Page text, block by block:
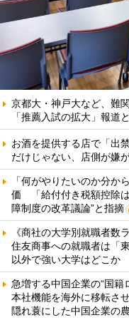
京都大・神戸大など、難
「推薦入試の拡大」報道
お酒を提供する店で「出
だけじゃない、店側が嫌
「何がやりたいのか分か
価 「給付付き税額控除
障制度の改革議論”と指摘
《商社の大学別就職者数
住友商事への就職者は「
以外で強い大学はどこか
急増する中国企業の“国
本社機能を海外に移転さ
隠れ蓑にした中国企業の